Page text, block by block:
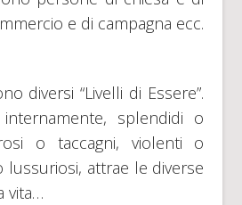
e di campagna ecc.
diversi “Livelli di Essere”.
splendidi o
o taccagni, violenti o
lussuriosi, attrae le diverse
vita…